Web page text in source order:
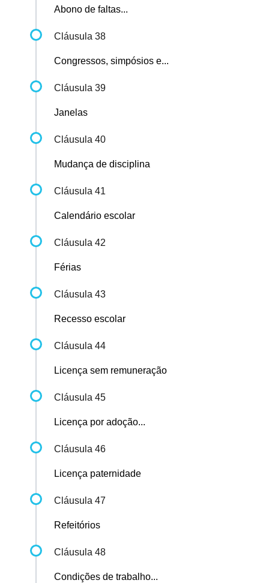
Abono de faltas...
Cláusula 38
Congressos, simpósios e...
Cláusula 39
Janelas
Cláusula 40
Mudança de disciplina
Cláusula 41
Calendário escolar
Cláusula 42
Férias
Cláusula 43
Recesso escolar
Cláusula 44
Licença sem remuneração
Cláusula 45
Licença por adoção...
Cláusula 46
Licença paternidade
Cláusula 47
Refeitórios
Cláusula 48
Condições de trabalho...